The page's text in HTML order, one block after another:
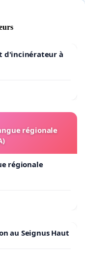
d'incinérateur à
régionale
régionale
au Seignus Haut